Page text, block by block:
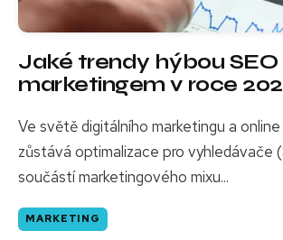
Jaké trendy hýbou SEO
marketingem v roce
Ve světě digitálního marketingu a
zůstává optimalizace pro vyhledávače
součástí marketingového mixu...
MARKETING